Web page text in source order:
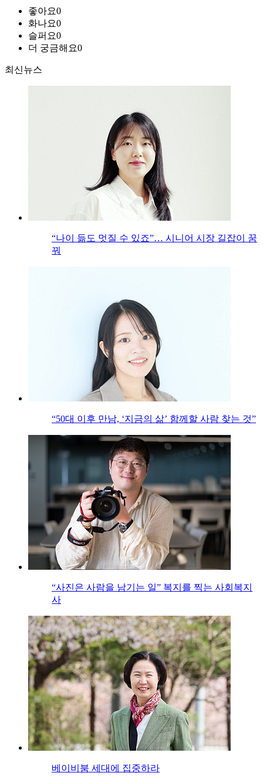
좋아요0
화나요0
슬퍼요0
더 궁금해요0
최신뉴스
“나이 듦도 멋질 수 있죠”… 시니어 시장 길잡이 꿈
꿔
“50대 이후 만남, ‘지금의 삶’ 함께할 사람 찾는 것”
“사진은 사람을 남기는 일” 복지를 찍는 사회복지
사
베이비붐 세대에 집중하라